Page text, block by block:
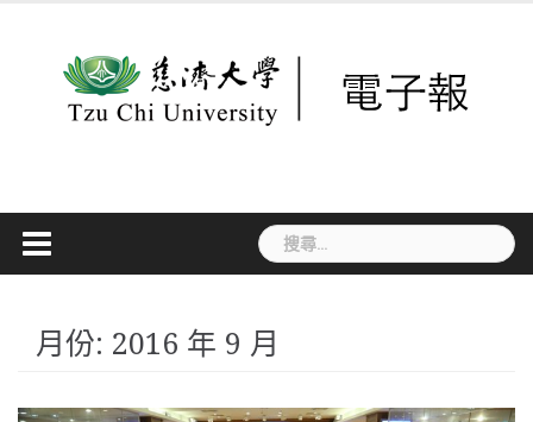
搜
尋
字:
月份: 2016 年 9 月